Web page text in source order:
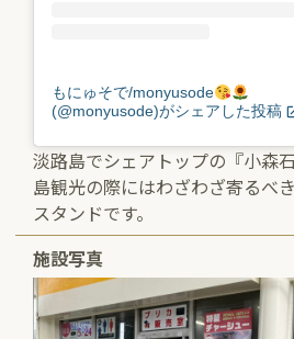
もにゅそで/monyusode
(@monyusode)がシェアした投稿
淡路島でシェアトップの『小森
島観光の際にはわざわざ寄るべ
スタンドです。
施設写真